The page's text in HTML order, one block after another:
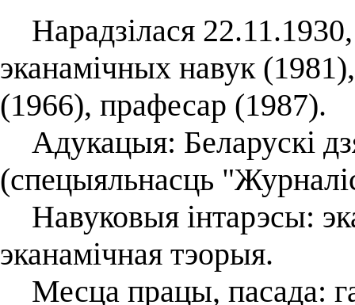
Нарадзілася
эканамічных навук
(1966), прафесар (1987).
Адукацыя: Беларускі
(спецыяльнасць
Навуковыя інтарэсы:
эканамічная тэорыя.
Месца працы, пасада: